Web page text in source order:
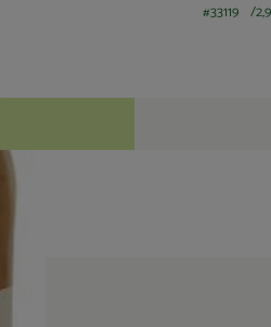
#33119
Rezepte
Rezepte